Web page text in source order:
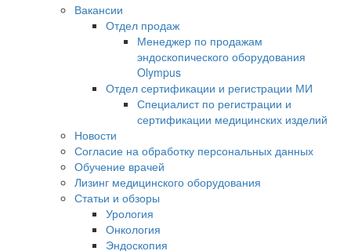
Вакансии
Отдел продаж
Менеджер по продажам
эндоскопического оборудования
Olympus
Отдел сертификации и регистрации МИ
Специалист по регистрации и
сертификации медицинских изделий
Новости
Согласие на обработку персональных данных
Обучение врачей
Лизинг медицинского оборудования
Статьи и обзоры
Урология
Онкология
Эндоскопия